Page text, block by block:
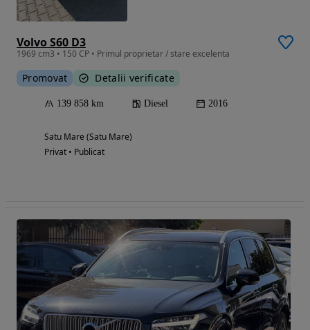
Volvo S60 D3
1969 cm3 • 150 CP • Primul proprietar / stare excelenta
Promovat Detalii verificate
139 858 km Diesel 2016
Satu Mare (Satu Mare)
Privat • Publicat